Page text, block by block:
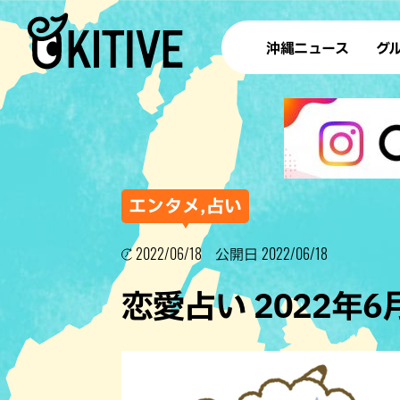
沖縄ニュース グ
ラ
テイ
すし
ステー
その他
エンタメ,占い
2022/06/18 公開日 2022/06/18
恋愛占い 2022年6